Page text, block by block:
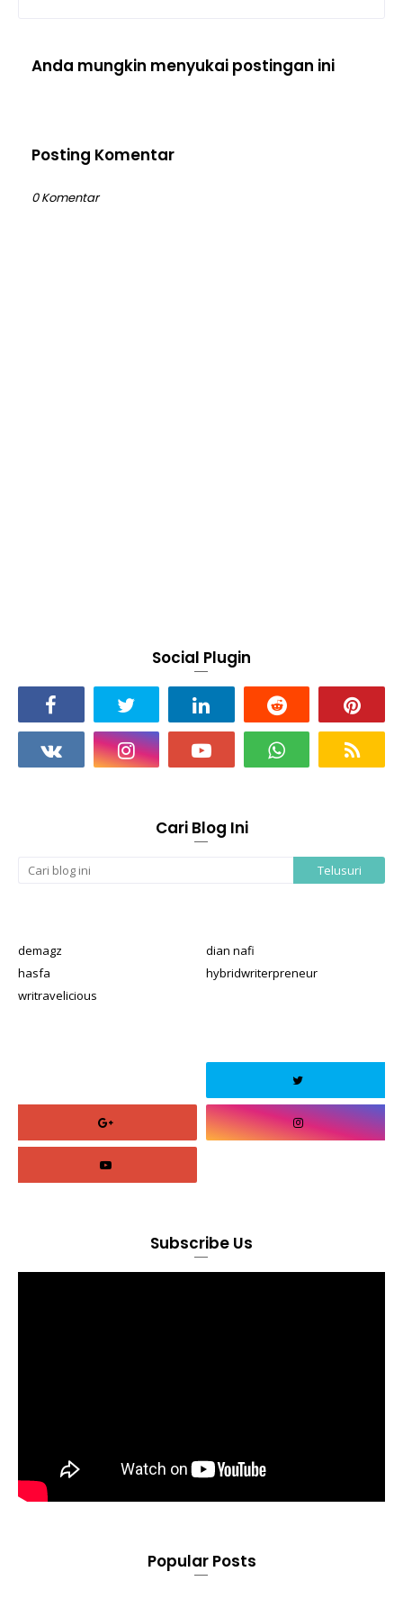
Anda mungkin menyukai postingan ini
Posting Komentar
0 Komentar
Social Plugin
Cari Blog Ini
demagz
dian nafi
hasfa
hybridwriterpreneur
writravelicious
Subscribe Us
Popular Posts